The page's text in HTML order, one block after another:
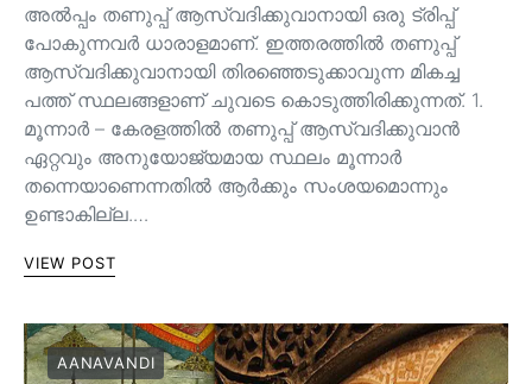
അൽപ്പം തണുപ്പ് ആസ്വദിക്കുവാനായി ഒരു ട്രിപ്പ്
പോകുന്നവർ ധാരാളമാണ്. ഇത്തരത്തിൽ തണുപ്പ്
ആസ്വദിക്കുവാനായി തിരഞ്ഞെടുക്കാവുന്ന മികച്ച
പത്ത് സ്ഥലങ്ങളാണ് ചുവടെ കൊടുത്തിരിക്കുന്നത്. 1.
മൂന്നാർ – കേരളത്തിൽ തണുപ്പ് ആസ്വദിക്കുവാൻ
ഏറ്റവും അനുയോജ്യമായ സ്ഥലം മൂന്നാർ
തന്നെയാണെന്നതിൽ ആർക്കും സംശയമൊന്നും
ഉണ്ടാകില്ല.…
VIEW POST
AANAVANDI